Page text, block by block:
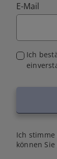
E-Mail
Ich
Ich
können Sie